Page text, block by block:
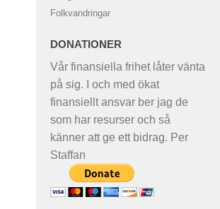
Folkvandringar
DONATIONER
Vår finansiella frihet låter vänta
på sig. I och med ökat
finansiellt ansvar ber jag de
som har resurser och så
känner att ge ett bidrag. Per
Staffan